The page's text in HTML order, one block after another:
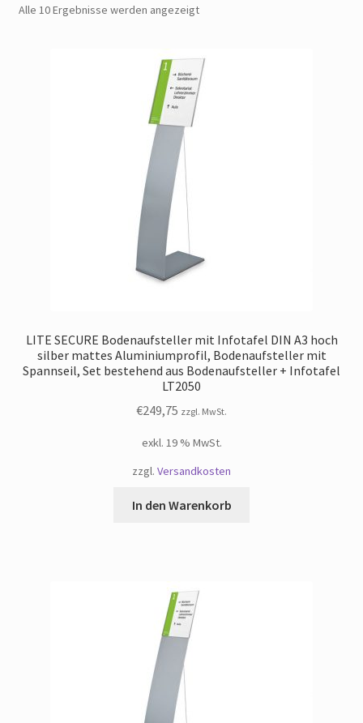
Widerrufsbelehrung
Alle 10 Ergebnisse werden angezeigt
LITE SECURE Bodenaufsteller mit Infotafel DIN A3 hoch
silber mattes Aluminiumprofil, Bodenaufsteller mit
Spannseil, Set bestehend aus Bodenaufsteller + Infotafel
LT2050
€249,75 zzgl. MwSt.
exkl. 19 % MwSt.
zzgl. Versandkosten
In den Warenkorb